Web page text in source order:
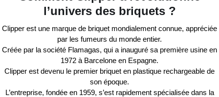
l’univers des briquets ?
Clipper est une marque de briquet mondialement connue, appréciée
par les fumeurs du monde entier.
Créée par la société Flamagas, qui a inauguré sa première usine en
1972 à Barcelone en Espagne.
Clipper est devenu le premier briquet en plastique rechargeable de
son époque.
L’entreprise, fondée en 1959, s’est rapidement spécialisée dans la